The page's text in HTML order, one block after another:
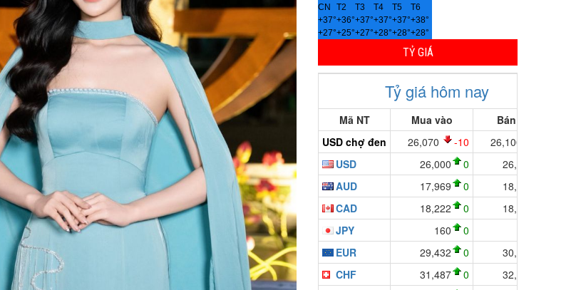
CN
T2 T3 T4 T5
T6
+37°+36°+37°+37°+37°+38°
+27°+25°+27°+28°+28°+28°
TỶ GIÁ